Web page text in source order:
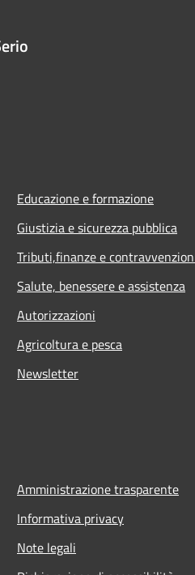
Educazione e formazione
Giustizia e sicurezza pubblica
Tributi,finanze e
Salute, benessere e assistenza
Autorizzazioni
Agricoltura e pesca
Newsletter
Amministrazione trasparente
Informativa privacy
Note legali